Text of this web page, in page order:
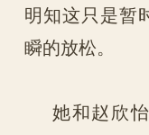
明知这只是暂
瞬的放松。
她和赵欣怡